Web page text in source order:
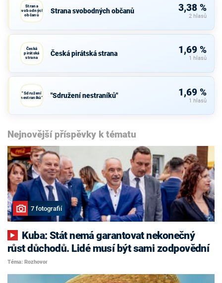
Strana
svobodných
občanů
Strana svobodných občanů 3,38 %
2 hlasů
Česká
pirátská
strana
Česká pirátská strana 1,69 %
1 hlasů
"Sdružení
nestraníků"
"Sdružení nestraníků" 1,69 %
1 hlasů
Nejnovější příspěvky k tématu
7 fotografií
růst důchodů. Lidé musí být sami zodpovědní
Téma: Rozhovor